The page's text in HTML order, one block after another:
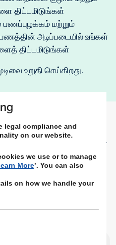
திட்டமிடுங்கள்
பணப்புழக்கம் மற்றும்
அடிப்படையில் உங்கள்
திட்டமிடுங்கள்
உறுதி செய்கிறது.
எப்படி
என்பதை
legal compliance and
on our website.
we use or to manage
More’. You can also
on how we handle your